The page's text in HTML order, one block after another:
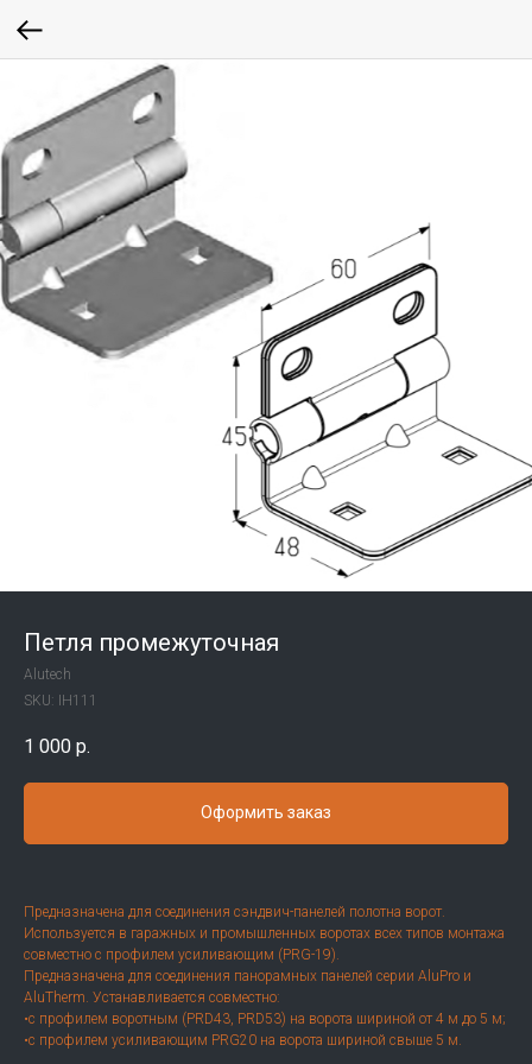
Петля промежуточная
Alutech
SKU:
IH111
1 000 р.
Оформить заказ
Предназначена для соединения сэндвич-панелей полотна ворот.
Используется в гаражных и промышленных воротах всех типов монтажа
совместно с профилем усиливающим (PRG-19).
Предназначена для соединения панорамных панелей серии AluPro и
AluTherm. Устанавливается совместно:
•с профилем воротным (PRD43, PRD53) на ворота шириной от 4 м до 5 м;
•с профилем усиливающим PRG20 на ворота шириной свыше 5 м.